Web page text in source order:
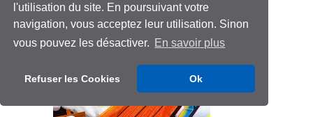
l'utilisation du site. En poursuivant votre
navigation, vous acceptez leur utilisation. Sinon
vous pouvez les désactiver. En savoir plus
Refuser les Cookies Ok
giletfar
Dernière modification le 11 mai 2026